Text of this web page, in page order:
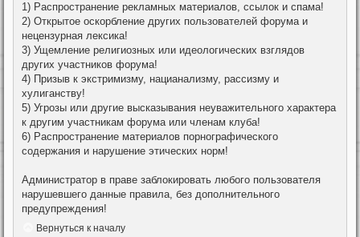
1) Распространение рекламных материалов, ссылок и спама!
2) Открытое оскорбление других пользователей форума и
нецензурная лексика!
3) Ущемление религиозных или идеологических взглядов
других участников форума!
4) Призыв к экстримизму, нацианализму, рассизму и
хулиганству!
5) Угрозы или другие высказывания неуважительного характера
к другим участникам форума или членам клуба!
6) Распространение материалов порнографического
содержания и нарушение этических норм!
Администратор в праве заблокировать любого пользователя
нарушевшего данные правила, без дополнительного
предупреждения!
Вернуться к началу